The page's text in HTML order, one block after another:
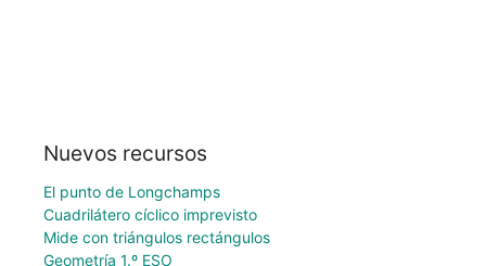
Nuevos recursos
El punto de Longchamps
Cuadrilátero cíclico imprevisto
Mide con triángulos rectángulos
Geometría 1.º ESO